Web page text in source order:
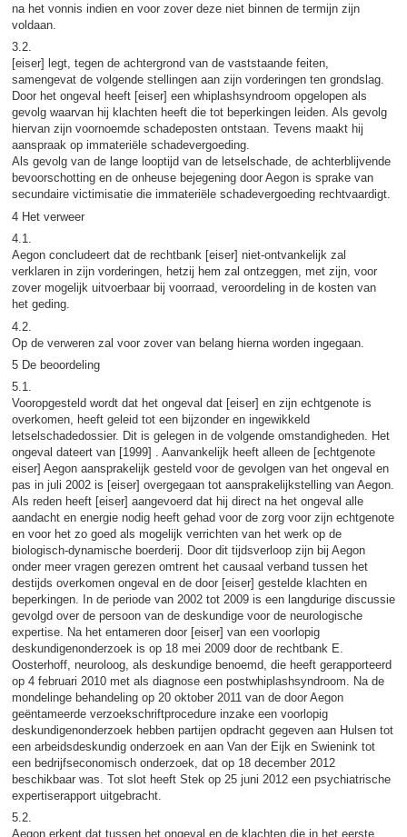
na het vonnis indien en voor zover deze niet binnen de termijn zijn
voldaan.
3.2.
[eiser] legt, tegen de achtergrond van de vaststaande feiten,
samengevat de volgende stellingen aan zijn vorderingen ten grondslag.
Door het ongeval heeft [eiser] een whiplashsyndroom opgelopen als
gevolg waarvan hij klachten heeft die tot beperkingen leiden. Als gevolg
hiervan zijn voornoemde schadeposten ontstaan. Tevens maakt hij
aanspraak op immateriële schadevergoeding.
Als gevolg van de lange looptijd van de letselschade, de achterblijvende
bevoorschotting en de onheuse bejegening door Aegon is sprake van
secundaire victimisatie die immateriële schadevergoeding rechtvaardigt.
4 Het verweer
4.1.
Aegon concludeert dat de rechtbank [eiser] niet-ontvankelijk zal
verklaren in zijn vorderingen, hetzij hem zal ontzeggen, met zijn, voor
zover mogelijk uitvoerbaar bij voorraad, veroordeling in de kosten van
het geding.
4.2.
Op de verweren zal voor zover van belang hierna worden ingegaan.
5 De beoordeling
5.1.
Vooropgesteld wordt dat het ongeval dat [eiser] en zijn echtgenote is
overkomen, heeft geleid tot een bijzonder en ingewikkeld
letselschadedossier. Dit is gelegen in de volgende omstandigheden. Het
ongeval dateert van [1999] . Aanvankelijk heeft alleen de [echtgenote
eiser] Aegon aansprakelijk gesteld voor de gevolgen van het ongeval en
pas in juli 2002 is [eiser] overgegaan tot aansprakelijkstelling van Aegon.
Als reden heeft [eiser] aangevoerd dat hij direct na het ongeval alle
aandacht en energie nodig heeft gehad voor de zorg voor zijn echtgenote
en voor het zo goed als mogelijk verrichten van het werk op de
biologisch-dynamische boerderij. Door dit tijdsverloop zijn bij Aegon
onder meer vragen gerezen omtrent het causaal verband tussen het
destijds overkomen ongeval en de door [eiser] gestelde klachten en
beperkingen. In de periode van 2002 tot 2009 is een langdurige discussie
gevolgd over de persoon van de deskundige voor de neurologische
expertise. Na het entameren door [eiser] van een voorlopig
deskundigenonderzoek is op 18 mei 2009 door de rechtbank E.
Oosterhoff, neuroloog, als deskundige benoemd, die heeft gerapporteerd
op 4 februari 2010 met als diagnose een postwhiplashsyndroom. Na de
mondelinge behandeling op 20 oktober 2011 van de door Aegon
geëntameerde verzoekschriftprocedure inzake een voorlopig
deskundigenonderzoek hebben partijen opdracht gegeven aan Hulsen tot
een arbeidsdeskundig onderzoek en aan Van der Eijk en Swienink tot
een bedrijfseconomisch onderzoek, dat op 18 december 2012
beschikbaar was. Tot slot heeft Stek op 25 juni 2012 een psychiatrische
expertiserapport uitgebracht.
5.2.
Aegon erkent dat tussen het ongeval en de klachten die in het eerste